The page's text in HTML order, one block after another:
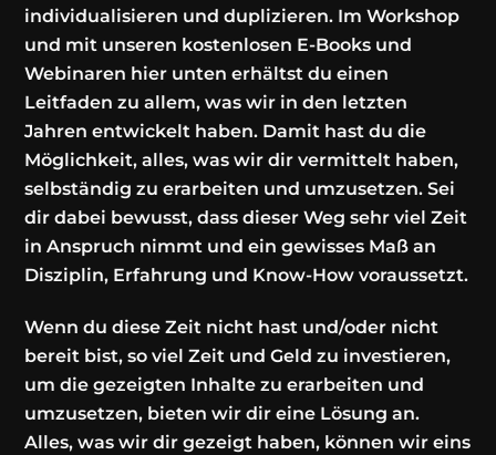
individualisieren und duplizieren. Im Workshop
und mit unseren kostenlosen E-Books und
Webinaren hier unten erhältst du einen
Leitfaden zu allem, was wir in den letzten
Jahren entwickelt haben. Damit hast du die
Möglichkeit, alles, was wir dir vermittelt haben,
selbständig zu erarbeiten und umzusetzen. Sei
dir dabei bewusst, dass dieser Weg sehr viel Zeit
in Anspruch nimmt und ein gewisses Maß an
Disziplin, Erfahrung und Know-How voraussetzt.
Wenn du diese Zeit nicht hast und/oder nicht
bereit bist, so viel Zeit und Geld zu investieren,
um die gezeigten Inhalte zu erarbeiten und
umzusetzen, bieten wir dir eine Lösung an.
Alles, was wir dir gezeigt haben, können wir eins